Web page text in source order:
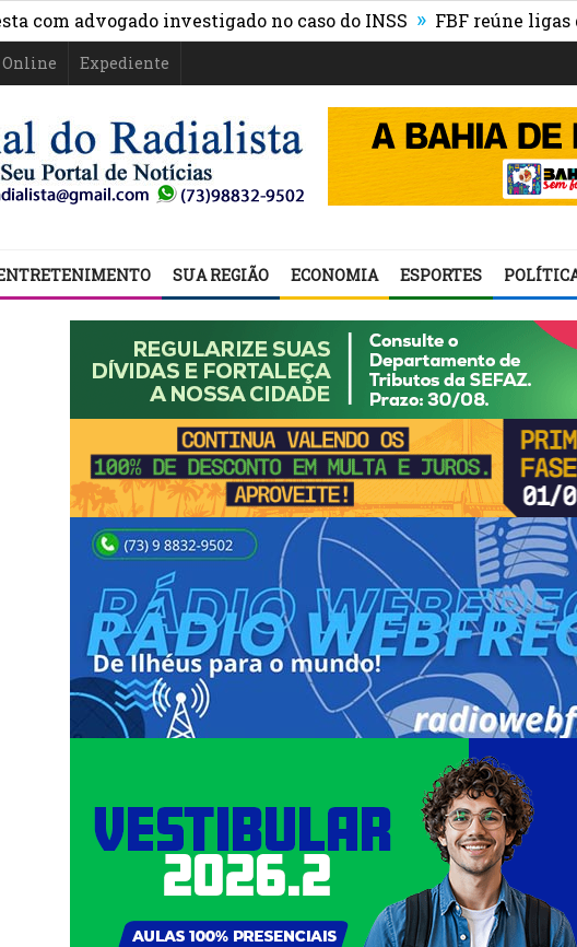
investigado no caso do INSS » FBF reúne ligas
Online Expediente
SUA REGIÃO ECONOMIA ESPORTES